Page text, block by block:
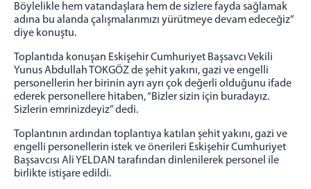
SİVRİHİSAR ADLİYESİ
İLETİŞİM
ESKİŞEHİR ADLİYESİ ANA BİNASI
EK HİZMET BİNASI
ÇOCUK ADALET MERKEZİ
ESKİŞEHİR İCRA DAİRELERİ BAŞKANLIĞI
Böylelikle hem vatandaşlara hem de sizlere fayda sağlamak
adına bu alanda çalışmalarımızı yürütmeye devam edeceğiz”
diye konuştu.
Toplantıda konuşan Eskişehir Cumhuriyet Başsavcı Vekili
Yunus Abdullah TOKGÖZ de şehit yakını, gazi ve engelli
personellerin her birinin ayrı ayrı çok değerli olduğunu ifade
ederek personellere hitaben, “Bizler sizin için buradayız.
Sizlerin emrinizdeyiz” dedi.
Toplantının ardından toplantıya katılan şehit yakını, gazi ve
engelli personellerin istek ve önerileri Eskişehir Cumhuriyet
Başsavcısı Ali YELDAN tarafından dinlenilerek personel ile
birlikte istişare edildi.